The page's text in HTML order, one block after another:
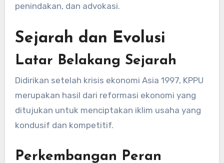
penindakan, dan advokasi.
Sejarah dan Evolusi
Latar Belakang Sejarah
Didirikan setelah krisis ekonomi Asia 1997, KPPU
merupakan hasil dari reformasi ekonomi yang
ditujukan untuk menciptakan iklim usaha yang
kondusif dan kompetitif.
Perkembangan Peran